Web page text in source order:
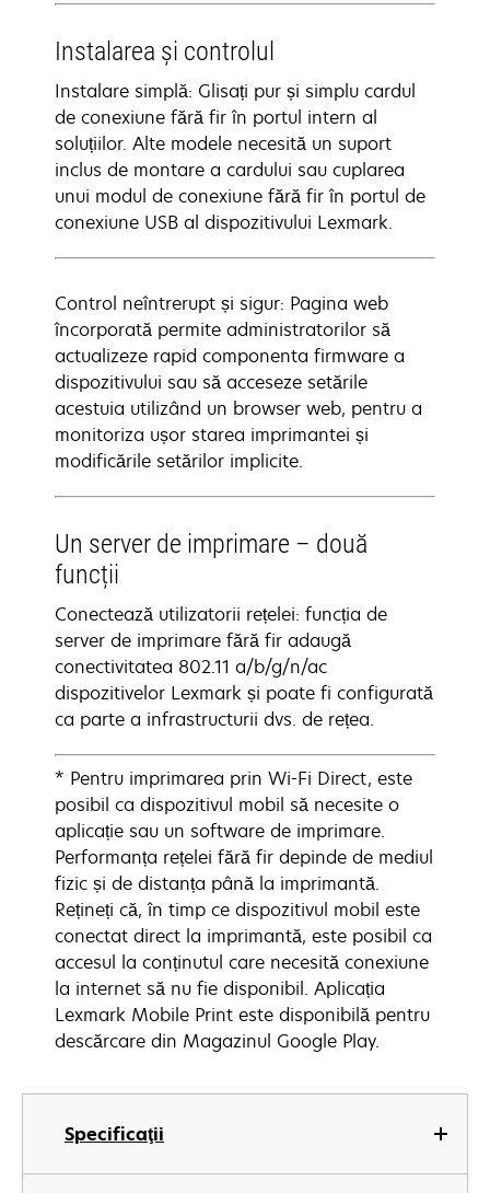
Specificaţii
Instalarea și controlul
Instalare simplă: Glisați pur și simplu cardul
de conexiune fără fir în portul intern al
soluțiilor. Alte modele necesită un suport
inclus de montare a cardului sau cuplarea
unui modul de conexiune fără fir în portul de
conexiune USB al dispozitivului Lexmark.
Control neîntrerupt și sigur: Pagina web
încorporată permite administratorilor să
actualizeze rapid componenta firmware a
dispozitivului sau să acceseze setările
acestuia utilizând un browser web, pentru a
monitoriza ușor starea imprimantei și
modificările setărilor implicite.
Un server de imprimare – două
funcții
Conectează utilizatorii rețelei: funcția de
server de imprimare fără fir adaugă
conectivitatea 802.11 a/b/g/n/ac
dispozitivelor Lexmark și poate fi configurată
ca parte a infrastructurii dvs. de rețea.
* Pentru imprimarea prin Wi-Fi Direct, este
posibil ca dispozitivul mobil să necesite o
aplicație sau un software de imprimare.
Performanța rețelei fără fir depinde de mediul
fizic și de distanța până la imprimantă.
Rețineți că, în timp ce dispozitivul mobil este
conectat direct la imprimantă, este posibil ca
accesul la conținutul care necesită conexiune
la internet să nu fie disponibil. Aplicația
Lexmark Mobile Print este disponibilă pentru
descărcare din Magazinul Google Play.